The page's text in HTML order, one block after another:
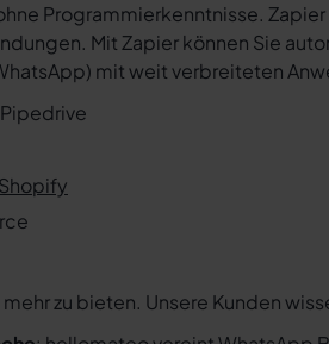
Programmierkenntnisse.
Mit Zapier können Sie
mit weit verbreiteten
Shopify
zu bieten. Unsere Kunden